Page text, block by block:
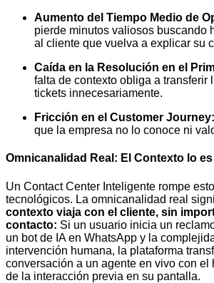
Aumento del Tiempo Medio de
pierde minutos valiosos buscando
al cliente que vuelva a explicar su
Caída en la Resolución en el
falta de contexto obliga a transferir
tickets innecesariamente.
Fricción en el Customer Journey:
que la empresa no lo conoce ni
Omnicanalidad Real: El Contexto lo
Un Contact Center Inteligente rompe
tecnológicos. La omnicanalidad real
contexto viaja con el cliente, sin
contacto: Si un usuario inicia un
un bot de IA en WhatsApp y la
intervención humana, la plataforma
conversación a un agente en vivo con el
de la interacción previa en su pantalla.